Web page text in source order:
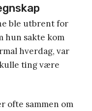
ble utbrent for
hun sakte kom
hverdag, var
ting være
ofte sammen om